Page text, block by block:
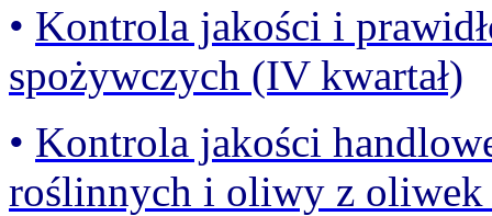
• Kontrola jakości i
spożywczych (IV kwartał)
• Kontrola jakości
roślinnych i oliwy z oliwek